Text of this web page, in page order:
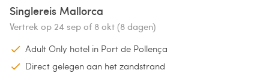
Singlereis Mallorca
Vertrek op 24 sep of 8 okt (8 dagen)
Adult Only hotel in Port de Pollença
Direct gelegen aan het zandstrand